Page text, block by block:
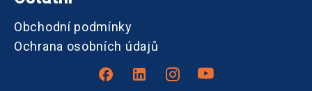
Obchodní podmínky
Ochrana osobních údajů